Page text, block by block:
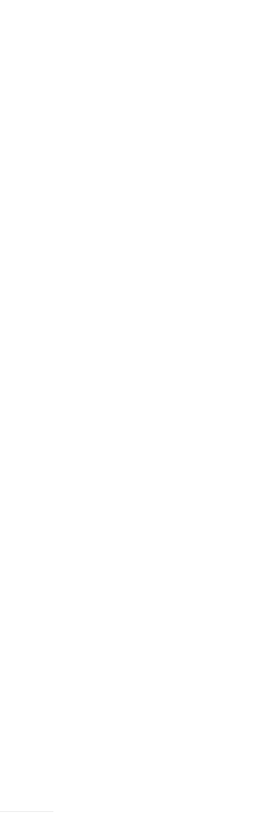
了承ください。
をご了承くださ
御機器販売店・
ようお願いしま
社の共同利用者
とをご了承くだ
です。
ありません。
です。
1000ppm以下、
はありません。
品に未対応品が
年1月12日よ
) : 1000ppm、
、
ない年数を意
貨物等」とい
可)を取得する
これらの製造装
、取り引きをい
ムロン制御